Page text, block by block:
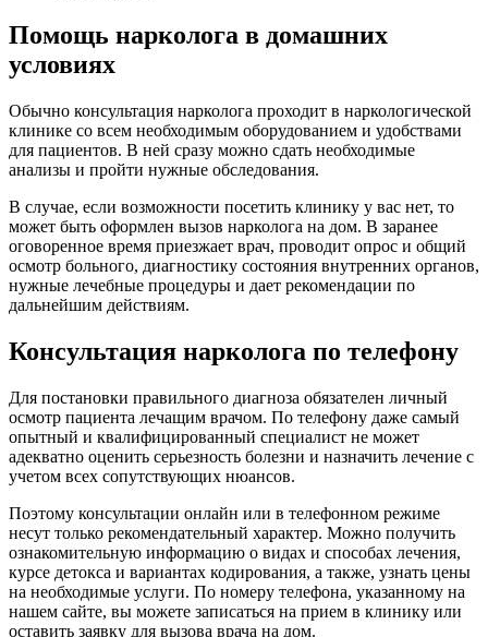
Помощь нарколога в домашних
условиях
Обычно консультация нарколога проходит в наркологической
клинике со всем необходимым оборудованием и удобствами
для пациентов. В ней сразу можно сдать необходимые
анализы и пройти нужные обследования.
В случае, если возможности посетить клинику у вас нет, то
может быть оформлен вызов нарколога на дом. В заранее
оговоренное время приезжает врач, проводит опрос и общий
осмотр больного, диагностику состояния внутренних органов,
нужные лечебные процедуры и дает рекомендации по
дальнейшим действиям.
Консультация нарколога по телефону
Для постановки правильного диагноза обязателен личный
осмотр пациента лечащим врачом. По телефону даже самый
опытный и квалифицированный специалист не может
адекватно оценить серьезность болезни и назначить лечение с
учетом всех сопутствующих нюансов.
Поэтому консультации онлайн или в телефонном режиме
несут только рекомендательный характер. Можно получить
ознакомительную информацию о видах и способах лечения,
курсе детокса и вариантах кодирования, а также, узнать цены
на необходимые услуги. По номеру телефона, указанному на
нашем сайте, вы можете записаться на прием в клинику или
оставить заявку для вызова врача на дом.